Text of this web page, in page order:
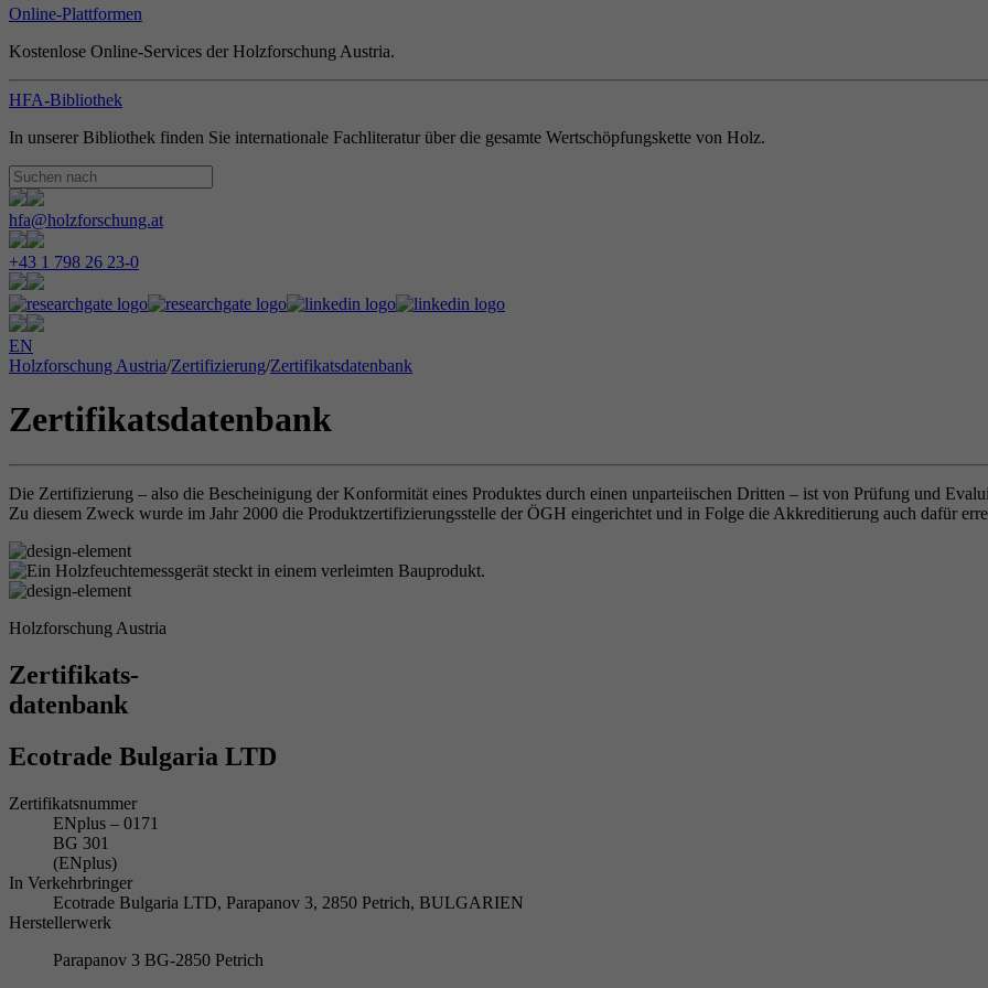
Online-Plattformen
Kostenlose Online-Services der Holzforschung Austria.
HFA-Bibliothek
In unserer Bibliothek finden Sie internationale Fachliteratur über die gesamte Wertschöpfungskette von Holz.
hfa@holzforschung.at
+43 1 798 26 23-0
EN
Holzforschung Austria/Zertifizierung/Zertifikatsdatenbank
Zertifikatsdatenbank
Die Zertifizierung – also die Bescheinigung der Konformität eines Produktes durch einen unparteiischen Dritten – ist von Prüfung und
Zu diesem Zweck wurde im Jahr 2000 die Produktzertifizierungsstelle der ÖGH eingerichtet und in Folge die Akkreditierung auch dafür
Holzforschung Austria
Zertifikats-
datenbank
Ecotrade Bulgaria LTD
Zertifikatsnummer
ENplus – 0171
BG 301
(ENplus)
In Verkehrbringer
Ecotrade Bulgaria LTD, Parapanov 3, 2850 Petrich, BULGARIEN
Herstellerwerk
Parapanov 3 BG-2850 Petrich